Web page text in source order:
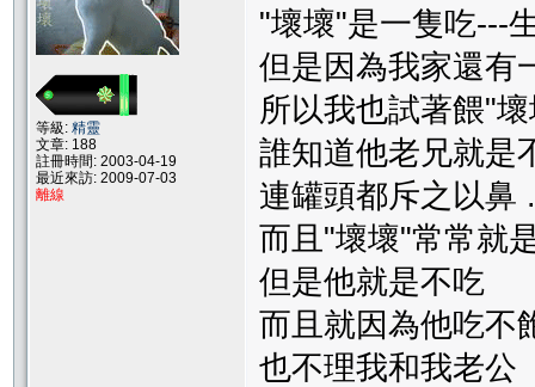
等級: 精靈
文章: 188
註冊時間: 2003-04-19
最近來訪: 2009-07-03
離線
"壞壞"是一隻吃---
但是因為我家還有
所以我也試著餵"
誰知道他老兄就是
連罐頭都斥之以
而且"壞壞"常常就
但是他就是不吃
而且就因為他吃
也不理我和我老公